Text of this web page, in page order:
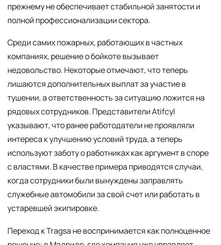
прежнему не обеспечивает стабильной занятости и
полной профессионализации сектора.
Среди самих пожарных, работающих в частных
компаниях, решение о бойкоте вызывает
недовольство. Некоторые отмечают, что теперь
лишаются дополнительных выплат за участие в
тушении, а ответственность за ситуацию ложится на
рядовых сотрудников. Представители Atifcyl
указывают, что ранее работодатели не проявляли
интереса к улучшению условий труда, а теперь
используют заботу о работниках как аргумент в споре
с властями. В качестве примера приводятся случаи,
когда сотрудники были вынуждены заправлять
служебные автомобили за свой счет или работать в
устаревшей экипировке.
Переход к Tragsa не воспринимается как полноценное